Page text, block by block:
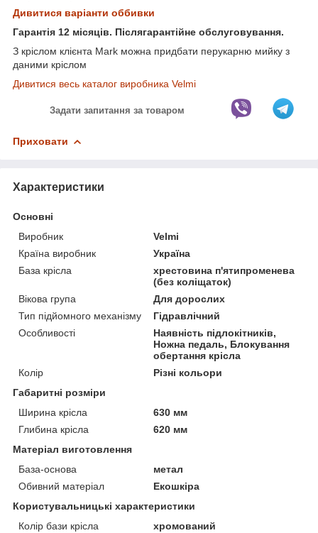
Дивитися варіанти оббивки
Гарантія 12 місяців. Післягарантійне обслуговування.
З кріслом клієнта Mark можна придбати перукарню мийку з
даними кріслом
Дивитися весь каталог виробника Velmi
Задати запитання за товаром
Приховати
Характеристики
Основні
Виробник
Velmi
Країна виробник
Україна
База крісла
хрестовина п'ятипроменева
(без коліщаток)
Вікова група
Для дорослих
Тип підйомного механізму
Гідравлічний
Особливості
Наявність підлокітників,
Ножна педаль, Блокування
обертання крісла
Колір
Різні кольори
Габаритні розміри
Ширина крісла
630 мм
Глибина крісла
620 мм
Матеріал виготовлення
База-основа
метал
Обивний матеріал
Екошкіра
Користувальницькі характеристики
Колір бази крісла
хромований